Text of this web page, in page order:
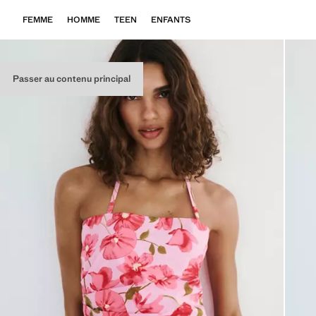
Passer au contenu principal
FEMME HOMME TEEN ENFANTS